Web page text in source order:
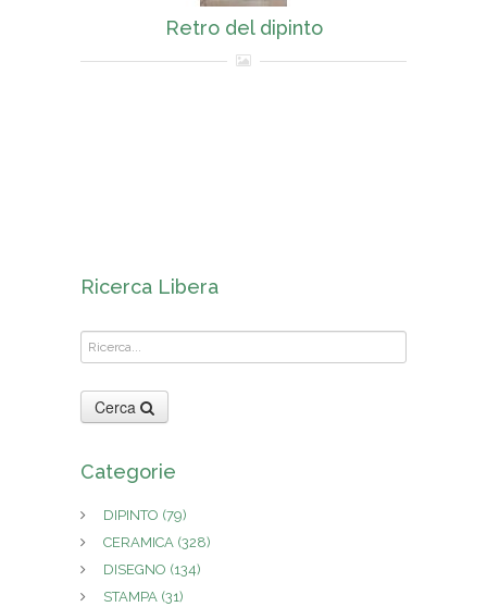
Retro del dipinto
Ricerca Libera
Cerca
Categorie
DIPINTO (79)
CERAMICA (328)
DISEGNO (134)
STAMPA (31)